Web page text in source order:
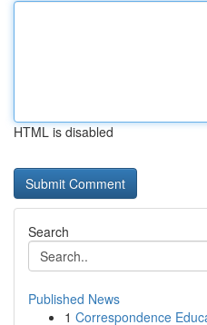
HTML is disabled
Search
Published News
1 Correspondence